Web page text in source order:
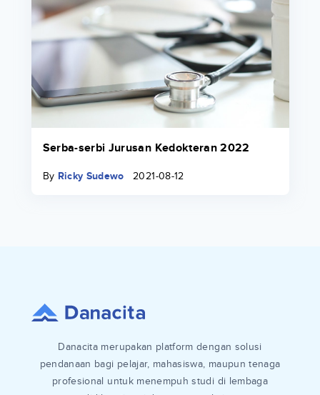
Serba-serbi Jurusan Kedokteran 2022
By Ricky Sudewo 2021-08-12
Danacita merupakan platform dengan solusi
pendanaan bagi pelajar, mahasiswa, maupun tenaga
profesional untuk menempuh studi di lembaga